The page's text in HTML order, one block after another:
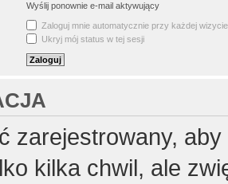
Wyślij ponownie e-mail aktywujący
Zaloguj mnie automatycznie przy każdej wizycie
Ukryj mój status w tej sesji
zarejestrowany,
kilka chwil, ale